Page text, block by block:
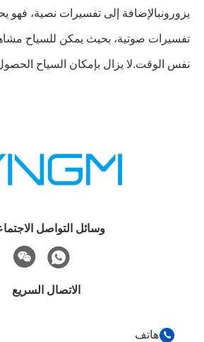
يزورونبالإضافة إلى تفسيرات نصية، فهو
تفسيرات صوتية، بحيث يمكن للسياح
نفس الوقت.لا يزال بإمكان السياح
وسائل التواصل
الاتصال السريع
هاتف